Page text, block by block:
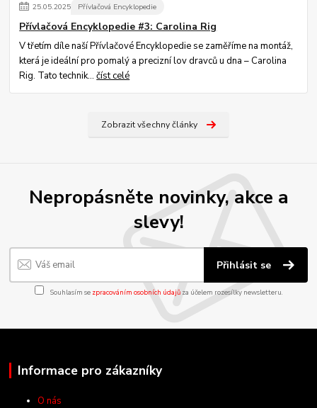
25.05.2025 Přívlačová Encyklopedie
Přívlačová Encyklopedie #3: Carolina Rig
V třetím díle naší Přívlačové Encyklopedie se zaměříme na montáž,
která je ideální pro pomalý a precizní lov dravců u dna – Carolina
Rig. Tato technik...číst celé
Zobrazit všechny články
Nepropásněte novinky, akce a
slevy!
Přihlásit se
Souhlasím se zpracováním osobních údajůza účelem rozesílky newsletteru.
Informace pro zákazníky
O nás